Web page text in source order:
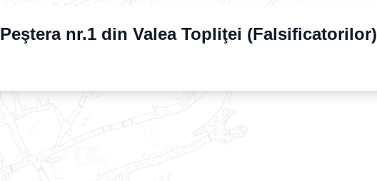
Peştera nr.1 din Valea Topliţei (Falsificatorilor)